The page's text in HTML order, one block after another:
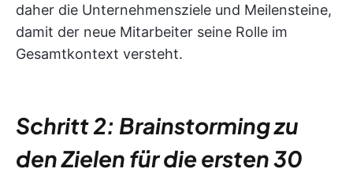
daher die Unternehmensziele und Meilensteine,
damit der neue Mitarbeiter seine Rolle im
Gesamtkontext versteht.
Schritt 2: Brainstorming zu
den Zielen für die ersten 30